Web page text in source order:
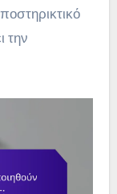
την